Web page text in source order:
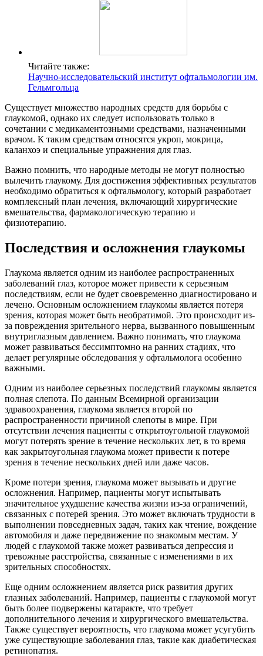
Читайте также:
Научно-исследовательский институт офтальмологии им.
Гельмгольца
Существует множество народных средств для борьбы с
глаукомой, однако их следует использовать только в
сочетании с медикаментозными средствами, назначенными
врачом. К таким средствам относятся укроп, мокрица,
каланхоэ и специальные упражнения для глаз.
Важно помнить, что народные методы не могут полностью
вылечить глаукому. Для достижения эффективных результатов
необходимо обратиться к офтальмологу, который разработает
комплексный план лечения, включающий хирургические
вмешательства, фармакологическую терапию и
физиотерапию.
Последствия и осложнения глаукомы
Глаукома является одним из наиболее распространенных
заболеваний глаз, которое может привести к серьезным
последствиям, если не будет своевременно диагностировано и
лечено. Основным осложнением глаукомы является потеря
зрения, которая может быть необратимой. Это происходит из-
за повреждения зрительного нерва, вызванного повышенным
внутриглазным давлением. Важно понимать, что глаукома
может развиваться бессимптомно на ранних стадиях, что
делает регулярные обследования у офтальмолога особенно
важными.
Одним из наиболее серьезных последствий глаукомы является
полная слепота. По данным Всемирной организации
здравоохранения, глаукома является второй по
распространенности причиной слепоты в мире. При
отсутствии лечения пациенты с открытоугольной глаукомой
могут потерять зрение в течение нескольких лет, в то время
как закрытоугольная глаукома может привести к потере
зрения в течение нескольких дней или даже часов.
Кроме потери зрения, глаукома может вызывать и другие
осложнения. Например, пациенты могут испытывать
значительное ухудшение качества жизни из-за ограничений,
связанных с потерей зрения. Это может включать трудности в
выполнении повседневных задач, таких как чтение, вождение
автомобиля и даже передвижение по знакомым местам. У
людей с глаукомой также может развиваться депрессия и
тревожные расстройства, связанные с изменениями в их
зрительных способностях.
Еще одним осложнением является риск развития других
глазных заболеваний. Например, пациенты с глаукомой могут
быть более подвержены катаракте, что требует
дополнительного лечения и хирургического вмешательства.
Также существует вероятность, что глаукома может усугубить
уже существующие заболевания глаз, такие как диабетическая
ретинопатия.